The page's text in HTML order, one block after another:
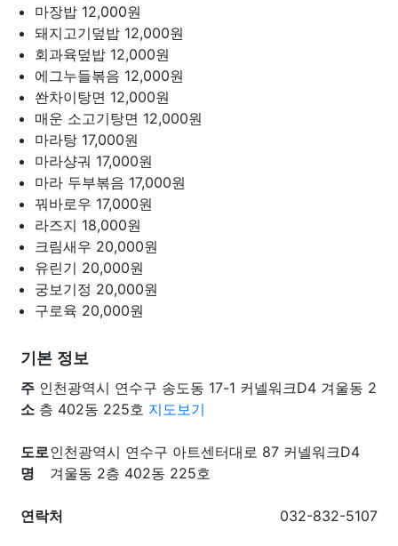
마장밥 12,000원
돼지고기덮밥 12,000원
회과육덮밥 12,000원
에그누들볶음 12,000원
쏸차이탕면 12,000원
매운 소고기탕면 12,000원
마라탕 17,000원
마라샹궈 17,000원
마라 두부볶음 17,000원
꿔바로우 17,000원
라즈지 18,000원
크림새우 20,000원
유린기 20,000원
궁보기정 20,000원
구로육 20,000원
기본 정보
주
소
인천광역시 연수구 송도동 17-1 커넬워크D4 겨울동 2
층 402동 225호 지도보기
도로
명
인천광역시 연수구 아트센터대로 87 커넬워크D4
겨울동 2층 402동 225호
연락처 032-832-5107